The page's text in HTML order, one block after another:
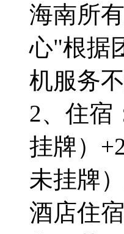
海南所
心"根据
机服务
2、住宿
挂牌）
未挂牌
酒店住